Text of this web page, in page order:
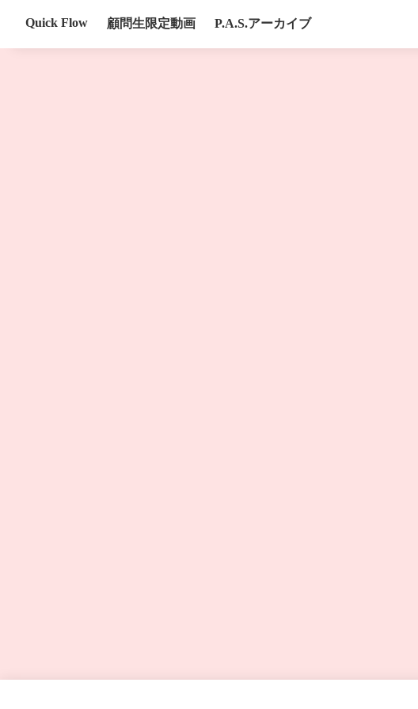
Quick Flow 顧問生限定動画 P.A.S.アーカイブ